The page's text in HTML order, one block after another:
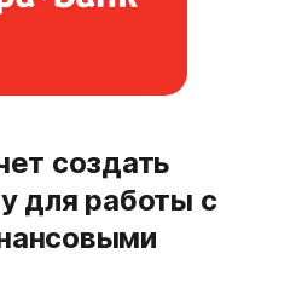
создать
для работы с